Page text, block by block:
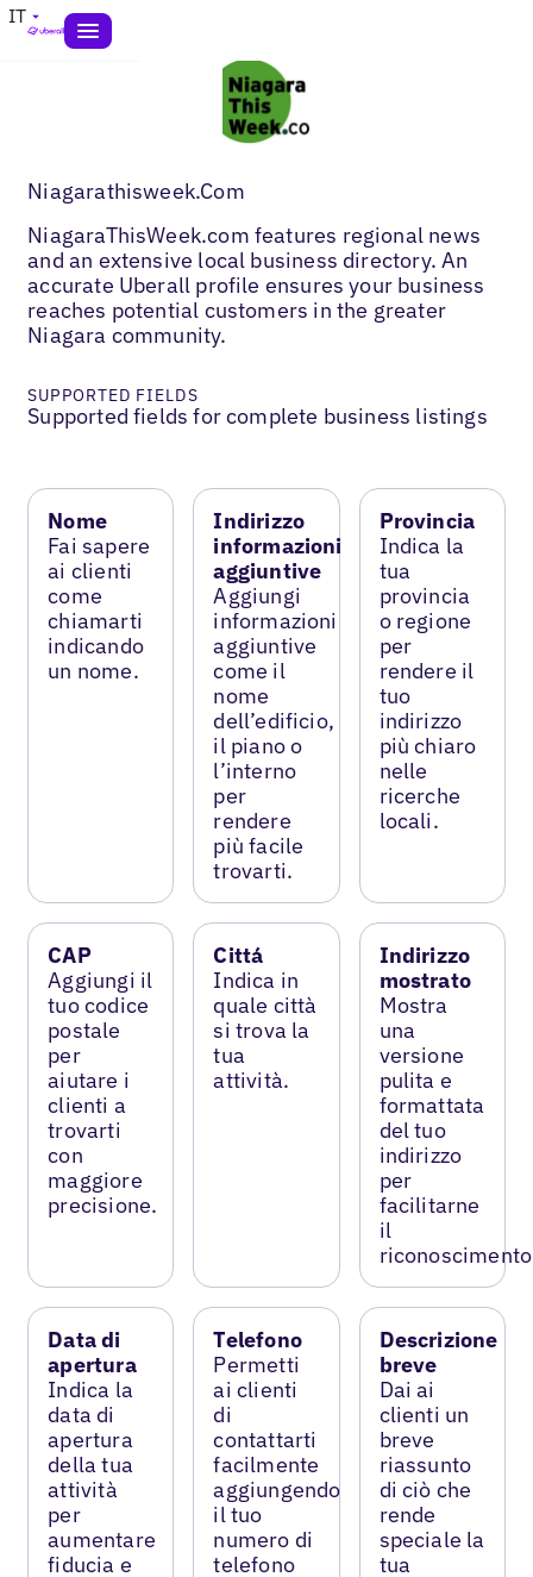
IT
Niagarathisweek.Com
NiagaraThisWeek.com features regional news
and an extensive local business directory. An
accurate Uberall profile ensures your business
reaches potential customers in the greater
Niagara community.
SUPPORTED FIELDS
Supported fields for complete business listings
Nome
Fai sapere
ai clienti
come
chiamarti
indicando
un nome.
Indirizzo
informazioni
aggiuntive
Aggiungi
informazioni
aggiuntive
come il
nome
dell’edificio,
il piano o
l’interno
per
rendere
più facile
trovarti.
Provincia
Indica la
tua
provincia
o regione
per
rendere il
tuo
indirizzo
più chiaro
nelle
ricerche
locali.
CAP
Aggiungi il
tuo codice
postale
per
aiutare i
clienti a
trovarti
con
maggiore
precisione.
Cittá
Indica in
quale città
si trova la
tua
attività.
Indirizzo
mostrato
Mostra
una
versione
pulita e
formattata
del tuo
indirizzo
per
facilitarne
il
Data di
apertura
Indica la
data di
apertura
della tua
attività
per
aumentare
fiducia e
Telefono
Permetti
ai clienti
di
contattarti
facilmente
aggiungendo
il tuo
numero di
telefono
Descrizione
breve
Dai ai
clienti un
breve
riassunto
di ciò che
rende
speciale la
tua